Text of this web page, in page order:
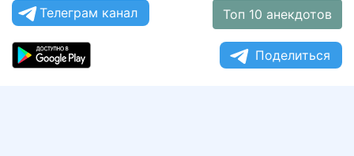
Телеграм канал Топ 10 анекдотов
Поделиться